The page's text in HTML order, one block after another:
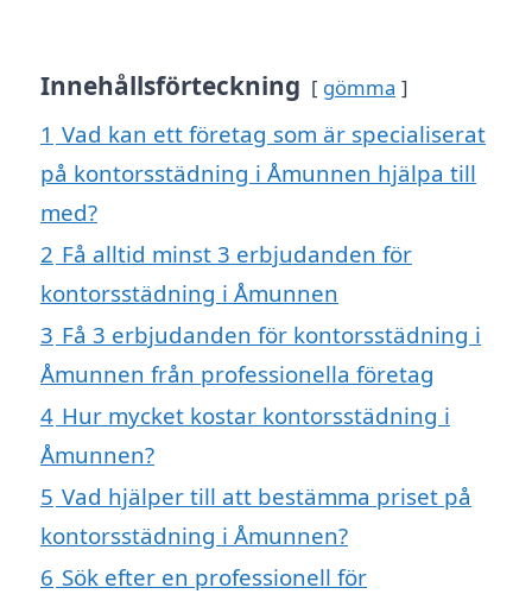
Innehållsförteckning gömma
1 Vad kan ett företag som är specialiserat
på kontorsstädning i Åmunnen hjälpa till
med?
2 Få alltid minst 3 erbjudanden för
kontorsstädning i Åmunnen
3 Få 3 erbjudanden för kontorsstädning i
Åmunnen från professionella företag
4 Hur mycket kostar kontorsstädning i
Åmunnen?
5 Vad hjälper till att bestämma priset på
kontorsstädning i Åmunnen?
6 Sök efter en professionell för